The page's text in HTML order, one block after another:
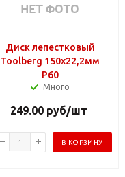
Диск лепестковый
Toolberg 150х22,2мм
Р60
Много
249.00руб/шт
В КОРЗИНУ